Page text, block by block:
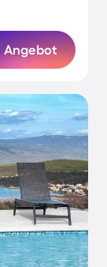
Angebot